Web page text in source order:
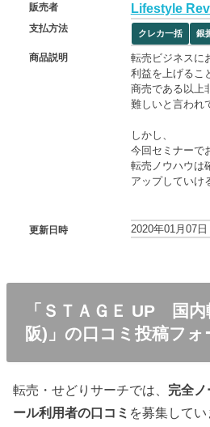
販売者 Lifestyle
支払方法 クレカ一括 銀
商品説明
転売ビジネスに
利益を上げるこ
商売である以上
難しいと言われ
しかし、
今回セミナーで
転売ノウハウは
アップしていけ
更新日時 2020年01月07
「ＳＴＡＧＥ UP 国
阪)」の口コミ投稿フォ
転売・せどりサーチでは、 完全
ール利用者の口コミ を募集してい